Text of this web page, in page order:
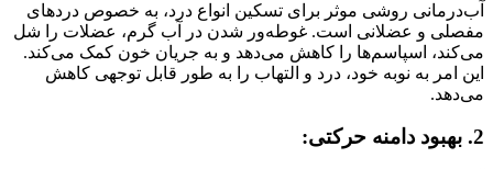
آب‌درمانی روشی موثر برای تسکین انواع درد، به خصوص دردهای
مفصلی و عضلانی است. غوطه‌ور شدن در آب گرم، عضلات را شل
می‌کند، اسپاسم‌ها را کاهش می‌دهد و به جریان خون کمک می‌کند.
این امر به نوبه خود، درد و التهاب را به طور قابل توجهی کاهش
می‌دهد.
2. بهبود دامنه حرکتی: